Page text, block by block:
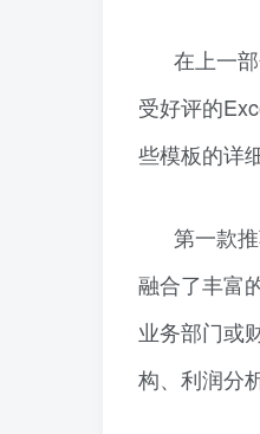
在上一
受好评的
些模板的详
第一款
融合了丰富
业务部门或
构、利润分